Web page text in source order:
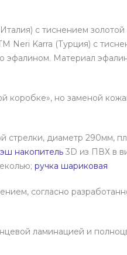
с тиснением
Neri Karra (Турция) с
эфалином. Материал
но заменой
стрелки, диаметр 290мм,
накопитель 3D из ПВХ в
ручка шариковая
согласно
ламинацией и